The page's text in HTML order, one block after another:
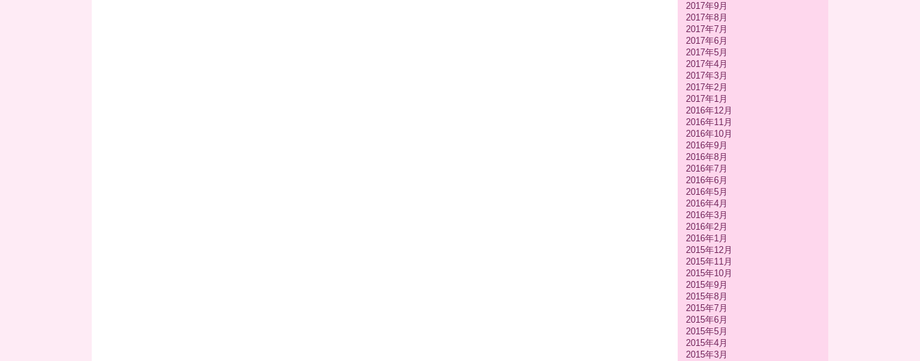
2017年9月
2017年8月
2017年7月
2017年6月
2017年5月
2017年4月
2017年3月
2017年2月
2017年1月
2016年12月
2016年11月
2016年10月
2016年9月
2016年8月
2016年7月
2016年6月
2016年5月
2016年4月
2016年3月
2016年2月
2016年1月
2015年12月
2015年11月
2015年10月
2015年9月
2015年8月
2015年7月
2015年6月
2015年5月
2015年4月
2015年3月